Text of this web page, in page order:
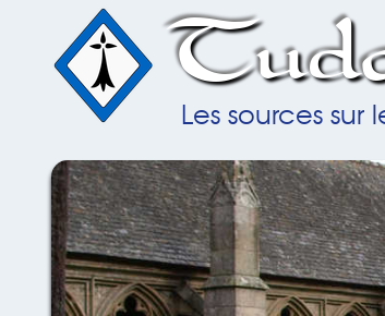
Les sources